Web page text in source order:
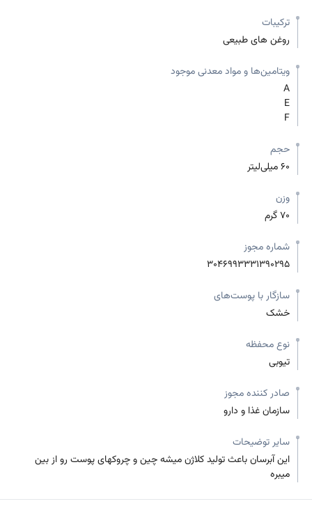
ترکیبات
روغن های طبیعی
ویتامین‌ها و مواد معدنی موجود
A
E
F
حجم
60 میلی‌لیتر
وزن
70 گرم
شماره مجوز
3046993331390295
سازگار با پوست‌های
خشک
نوع محفظه
تیوبی
صادر کننده مجوز
سازمان غذا و دارو
سایر توضیحات
این آبرسان باعث تولید کلاژن میشه چین و چروکهای پوست رو از بین
میبره